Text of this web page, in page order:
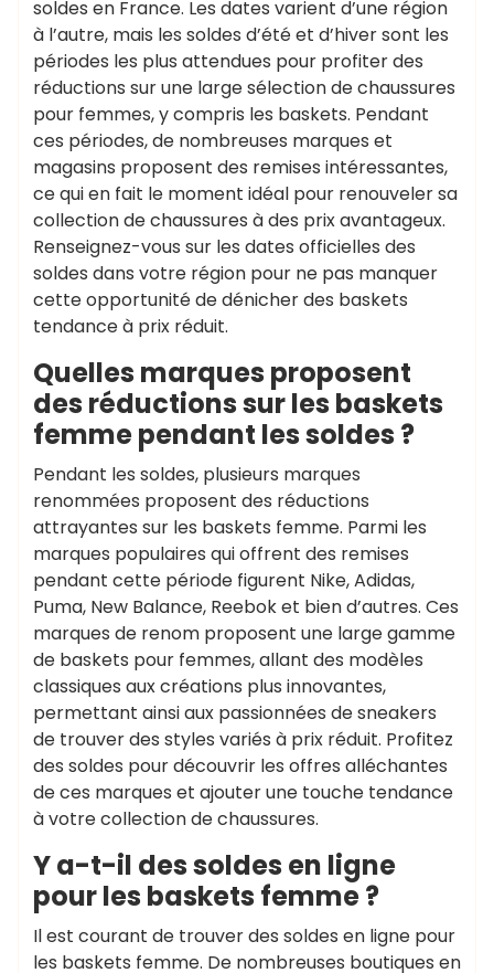
soldes en France. Les dates varient d’une région
à l’autre, mais les soldes d’été et d’hiver sont les
périodes les plus attendues pour profiter des
réductions sur une large sélection de chaussures
pour femmes, y compris les baskets. Pendant
ces périodes, de nombreuses marques et
magasins proposent des remises intéressantes,
ce qui en fait le moment idéal pour renouveler sa
collection de chaussures à des prix avantageux.
Renseignez-vous sur les dates officielles des
soldes dans votre région pour ne pas manquer
cette opportunité de dénicher des baskets
tendance à prix réduit.
Quelles marques proposent
des réductions sur les baskets
femme pendant les soldes ?
Pendant les soldes, plusieurs marques
renommées proposent des réductions
attrayantes sur les baskets femme. Parmi les
marques populaires qui offrent des remises
pendant cette période figurent Nike, Adidas,
Puma, New Balance, Reebok et bien d’autres. Ces
marques de renom proposent une large gamme
de baskets pour femmes, allant des modèles
classiques aux créations plus innovantes,
permettant ainsi aux passionnées de sneakers
de trouver des styles variés à prix réduit. Profitez
des soldes pour découvrir les offres alléchantes
de ces marques et ajouter une touche tendance
à votre collection de chaussures.
Y a-t-il des soldes en ligne
pour les baskets femme ?
Il est courant de trouver des soldes en ligne pour
les baskets femme. De nombreuses boutiques en